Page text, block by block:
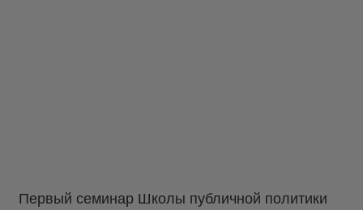
Первый семинар Школы публичной политики